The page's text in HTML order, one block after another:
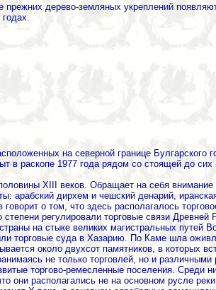
дерево-земляных укреплений
на северной границе Булгарского
в раскопе 1977 года рядом со стоящей до
XIII веков. Обращает на себя внимание
арабский дирхем и чешский денарий,
о том, что здесь располагалось
регулировали торговые связи Древней
на стыке великих магистральных путей
торговые суда в Хазарию. По Каме шла
около двухсот памятников, в которых
не только торговлей, но и
торгово-ремесленные поселения. Среди
они располагались не на основном русле